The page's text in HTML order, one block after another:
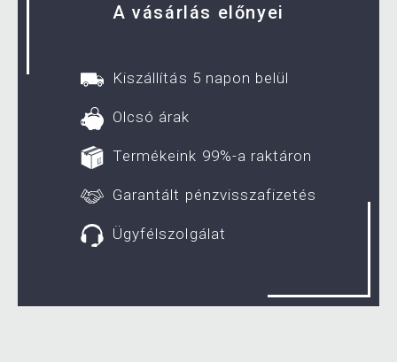
A vásárlás előnyei
Kiszállítás 5 napon belül
Olcsó árak
Termékeink 99%-a raktáron
Garantált pénzvisszafizetés
Ügyfélszolgálat